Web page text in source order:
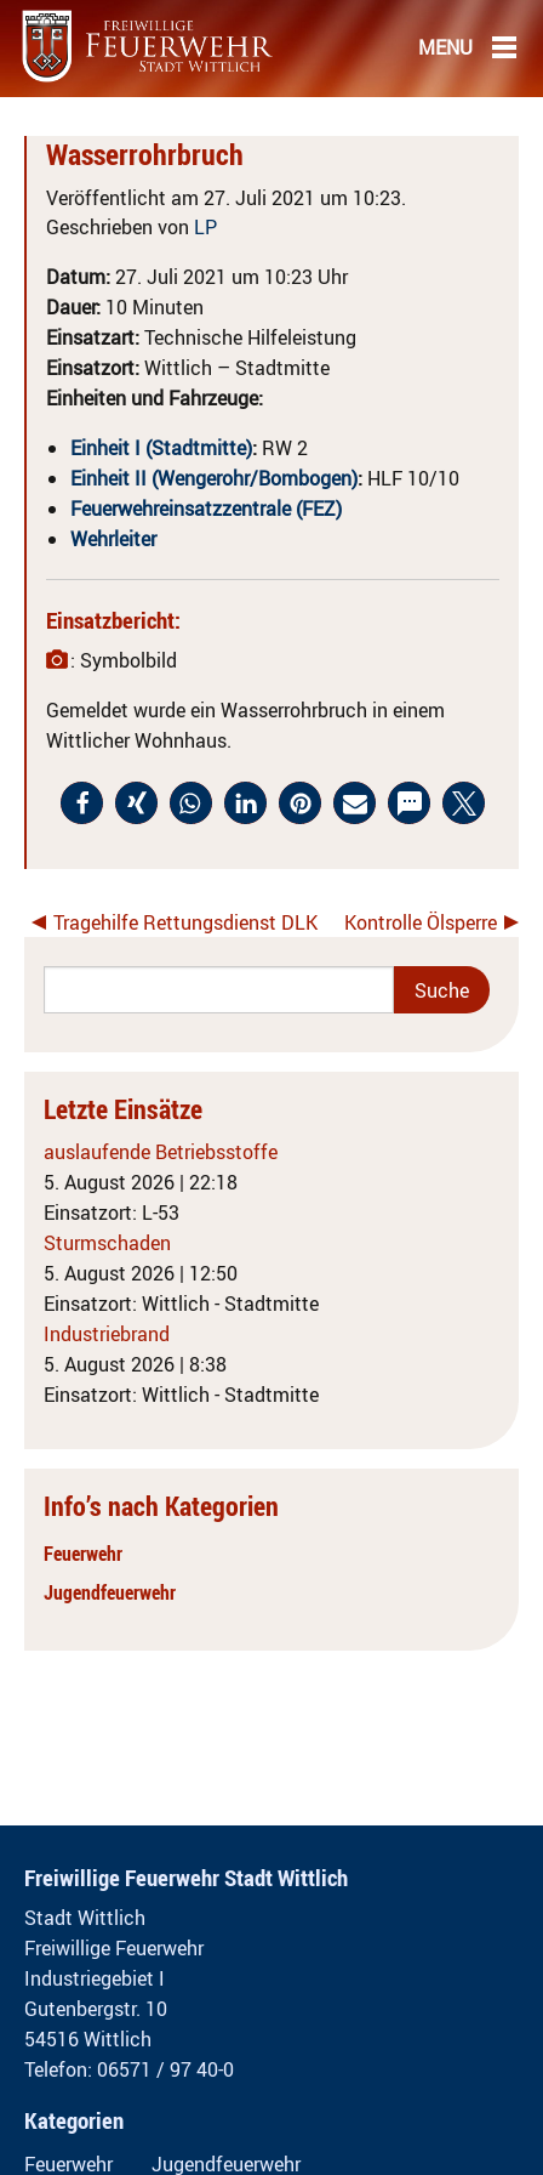
Wasserrohrbruch
Veröffentlicht am 27. Juli 2021 um 10:23.
Geschrieben von LP
Datum:27. Juli 2021 um 10:23 Uhr
Dauer: 10 Minuten
Einsatzart:Technische Hilfeleistung
Einsatzort:Wittlich – Stadtmitte
Einheiten und Fahrzeuge:
Einheit I (Stadtmitte): RW 2
Einheit II (Wengerohr/Bombogen): HLF 10/10
Feuerwehreinsatzzentrale (FEZ)
Wehrleiter
Einsatzbericht:
: Symbolbild
Gemeldet wurde ein Wasserrohrbruch in einem
Wittlicher Wohnhaus.
Tragehilfe Rettungsdienst DLK Kontrolle Ölsperre
Letzte Einsätze
auslaufende Betriebsstoffe
5. August 2026 | 22:18
Einsatzort: L-53
Sturmschaden
5. August 2026 | 12:50
Einsatzort: Wittlich - Stadtmitte
Industriebrand
5. August 2026 | 8:38
Einsatzort: Wittlich - Stadtmitte
Info’s nach Kategorien
Feuerwehr
Jugendfeuerwehr
Freiwillige Feuerwehr Stadt Wittlich
Stadt Wittlich
Freiwillige Feuerwehr
Industriegebiet I
Gutenbergstr. 10
54516 Wittlich
Telefon: 06571 / 97 40-0
Kategorien
Feuerwehr Jugendfeuerwehr